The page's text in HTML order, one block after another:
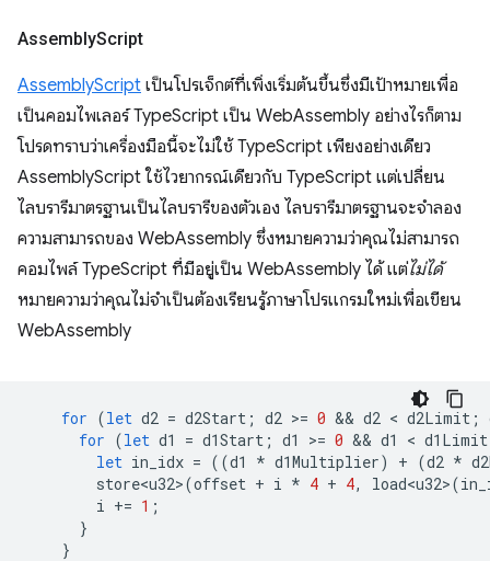
AssemblyScript
AssemblyScript เป็นโปรเจ็กต์ที่เพิ่งเริ่มต้นขึ้นซึ่งมีเป้าหมายเพื่อ
เป็นคอมไพเลอร์ TypeScript เป็น WebAssembly อย่างไรก็ตาม
โปรดทราบว่าเครื่องมือนี้จะไม่ใช้ TypeScript เพียงอย่างเดียว
AssemblyScript ใช้ไวยากรณ์เดียวกับ TypeScript แต่เปลี่ยน
ไลบรารีมาตรฐานเป็นไลบรารีของตัวเอง ไลบรารีมาตรฐานจะจำลอง
ความสามารถของ WebAssembly ซึ่งหมายความว่าคุณไม่สามารถ
คอมไพล์ TypeScript ที่มีอยู่เป็น WebAssembly ได้ แต่ไม่ได้
หมายความว่าคุณไม่จำเป็นต้องเรียนรู้ภาษาโปรแกรมใหม่เพื่อเขียน
WebAssembly
for (let d2 = d2Start ; d2 >= 0 && d2 < d2Limit ;
for (let d1 = d1Start ; d1 >= 0 && d1 < d1Limit
let in_idx = ((d1 * d1Multiplier) + (d2 *
store<u32>(offset + i * 4 + 4, load<u32>(
i += 1 ;
}
}